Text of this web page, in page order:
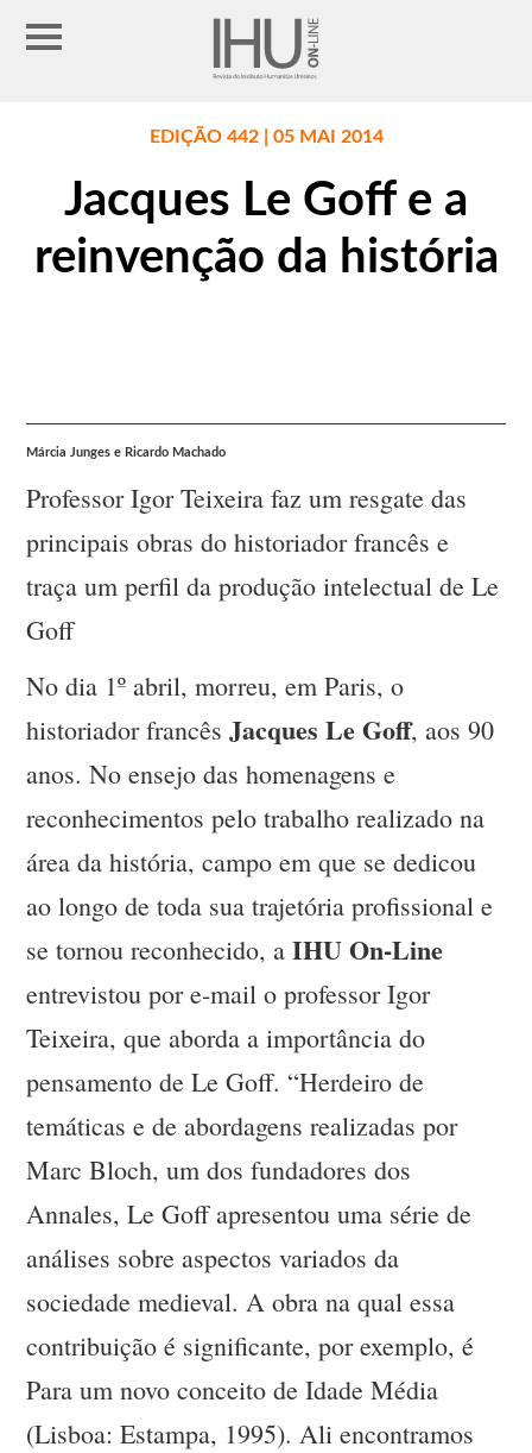
EDIÇÃO 442 | 05 MAI 2014
Jacques Le Goff e a
reinvenção da história
Márcia Junges e Ricardo Machado
Professor Igor Teixeira faz um resgate das
principais obras do historiador francês e
traça um perfil da produção intelectual de Le
Goff
No dia 1º abril, morreu, em Paris, o
historiador francêsJacques Le Goff, aos 90
anos. No ensejo das homenagens e
reconhecimentos pelo trabalho realizado na
área da história, campo em que se dedicou
ao longo de toda sua trajetória profissional e
se tornou reconhecido, aIHU On-Line
entrevistou por e-mail o professor Igor
Teixeira, que aborda a importância do
pensamento de Le Goff. “Herdeiro de
temáticas e de abordagens realizadas por
Marc Bloch, um dos fundadores dos
Annales, Le Goff apresentou uma série de
análises sobre aspectos variados da
sociedade medieval. A obra na qual essa
contribuição é significante, por exemplo, é
Para um novo conceito de Idade Média
(Lisboa: Estampa, 1995). Ali encontramos